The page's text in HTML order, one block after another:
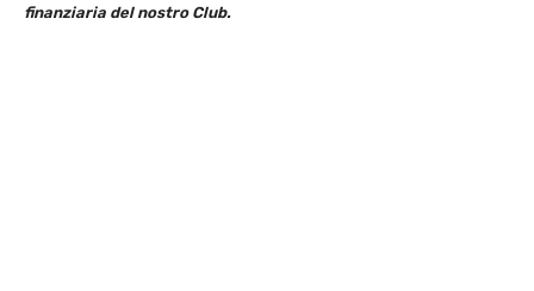
finanziaria del nostro Club.